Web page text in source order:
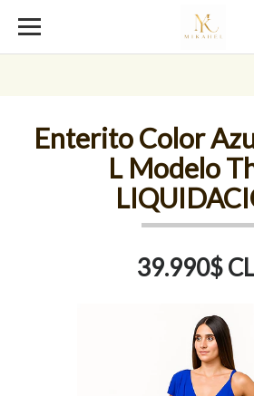
Enterito Color
L Modelo
39.990$